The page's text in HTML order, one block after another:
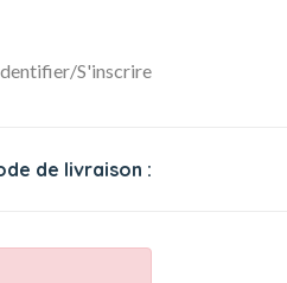
S'inscrire
de livraison :